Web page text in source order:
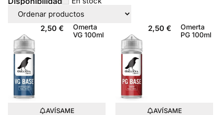
2,50 €
Omerta
VG 100ml
AVÍSAME
2,50 €
Omerta
PG 100ml
AVÍSAME